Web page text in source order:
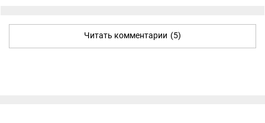
Читать комментарии (5)